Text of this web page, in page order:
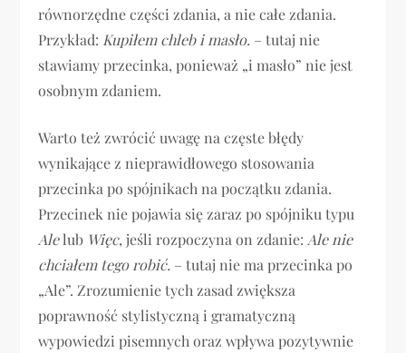
równorzędne części zdania, a nie całe zdania.
Przykład: Kupiłem chleb i masło. – tutaj nie
stawiamy przecinka, ponieważ „i masło” nie jest
osobnym zdaniem.
Warto też zwrócić uwagę na częste błędy
wynikające z nieprawidłowego stosowania
przecinka po spójnikach na początku zdania.
Przecinek nie pojawia się zaraz po spójniku typu
Alelub Więc, jeśli rozpoczyna on zdanie: Ale nie
chciałem tego robić. – tutaj nie ma przecinka po
„Ale”. Zrozumienie tych zasad zwiększa
poprawność stylistyczną i gramatyczną
wypowiedzi pisemnych oraz wpływa pozytywnie